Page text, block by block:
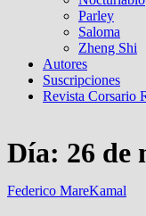
Parley
Saloma
Zheng Shi
Autores
Suscripciones
Revista Corsario
Día: 26 de
Federico MareKamal